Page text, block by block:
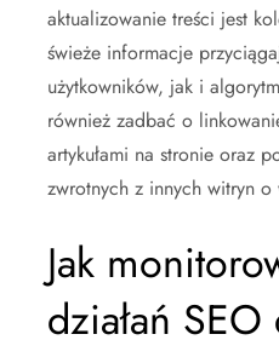
aktualizowanie treści jest
świeże informacje
użytkowników, jak i
również zadbać o
artykułami na stronie oraz
zwrotnych z innych witryn o
Jak
działań